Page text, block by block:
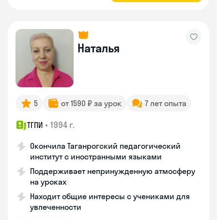
Наталья
5 от 1590 ₽ за урок 7 лет опыта
ТГПИ • 1994 г.
Окончила Таганрогский педагогический
институт с иностранными языками
Поддерживает непринужденную атмосферу
на уроках
Находит общие интересы с учениками для
увлеченности